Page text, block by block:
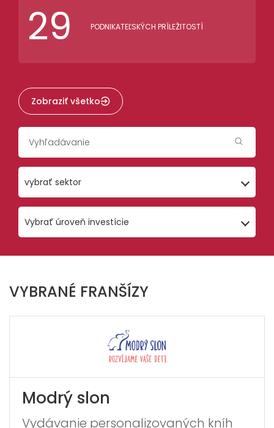
29 PODNIKATEĽSKÝCH PRÍLEŽITOSTÍ
Zobraziť všetko
vybrať sektor
Vybrať úroveň investície
VYBRANÉ FRANŠÍZY
Modrý slon
Vydávanie personalizovaných kníh